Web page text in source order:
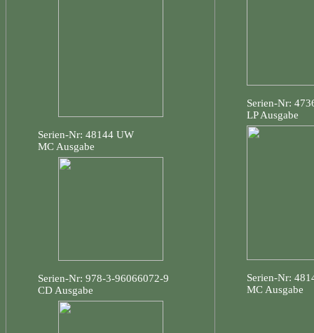
Serien-Nr: 48144 UW
MC Ausgabe
Serien-Nr: 978-3-96066072-9
CD Ausgabe
Serien-Nr:
LP Ausgabe
Serien-Nr:
MC Ausgabe